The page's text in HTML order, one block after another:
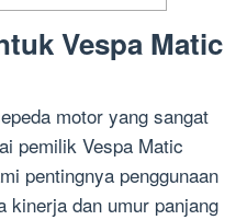
Vespa Matic
motor yang sangat
pemilik Vespa Matic
pentingnya penggunaan
kinerja dan umur panjang